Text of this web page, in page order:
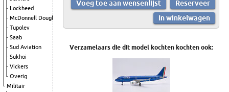
Lockheed
McDonnell Douglas
Tupolev
Saab
Sud Aviation
Sukhoi
Vickers
Overig
Militair
Verzamelaars die dit model kochten kochten ook: